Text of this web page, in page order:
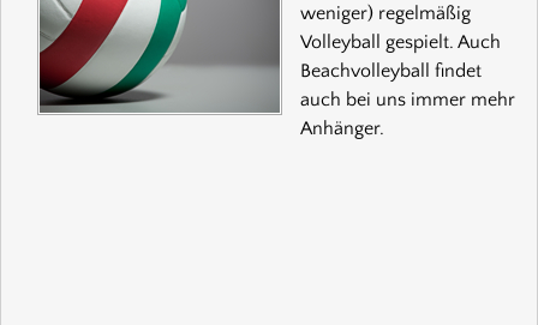
weniger) regelmäßig
Volleyball gespielt. Auch
Beachvolleyball findet
auch bei uns immer mehr
Anhänger.